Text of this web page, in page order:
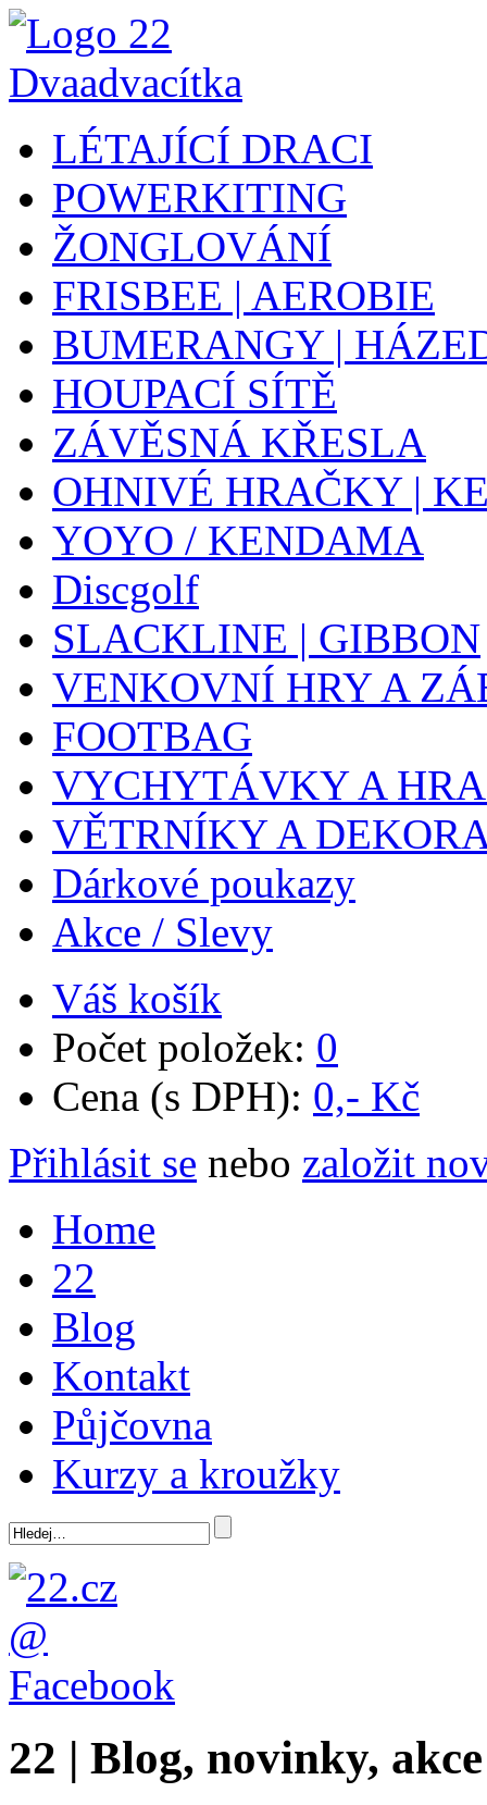
LÉTAJÍCÍ DRACI
POWERKITING
ŽONGLOVÁNÍ
FRISBEE | AEROBIE
BUMERANGY |
HOUPACÍ SÍTĚ
ZÁVĚSNÁ KŘESLA
OHNIVÉ HRAČKY |
YOYO / KENDAMA
Discgolf
SLACKLINE | GIBBON
VENKOVNÍ HRY A
FOOTBAG
VYCHYTÁVKY A
VĚTRNÍKY A
Dárkové poukazy
Akce / Slevy
Váš košík
Počet položek: 0
Cena (s DPH): 0,- Kč
Přihlásit se nebo založit
Home
22
Blog
Kontakt
Půjčovna
Kurzy a kroužky
22 | Blog, novinky, akce